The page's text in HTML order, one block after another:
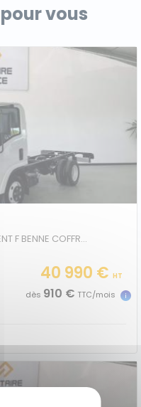
vous
Génération 2 EURO VI - EMPATTEMENT F BENNE COFFRE JPM
40 990 € HT
dès 910 € TTC/mois